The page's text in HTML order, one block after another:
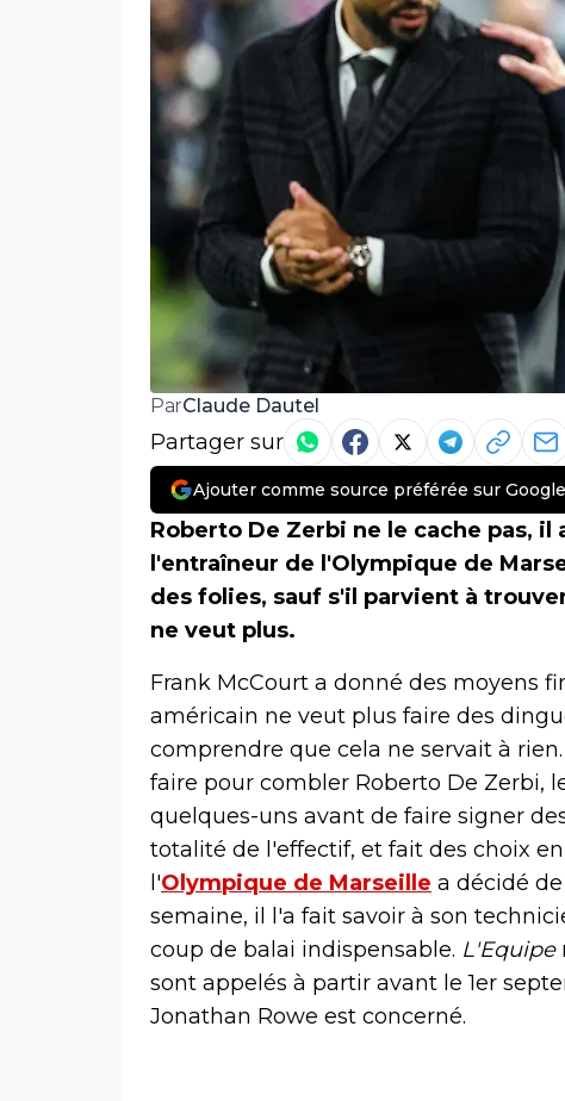
ParClaude Dautel
Partager sur
Ajouter comme source préférée sur Google
Roberto De Zerbi ne le cache pas,
l'entraîneur de l'Olympique de
des folies, sauf s'il parvient à
ne veut plus.
Frank McCourt a donné des moyens
américain ne veut plus faire des
comprendre que cela ne servait à
faire pour combler Roberto De Zerbi,
quelques-uns avant de faire signer
totalité de l'effectif, et fait des choix
l'Olympique de Marseille a décidé
semaine, il l'a fait savoir à son
coup de balai indispensable. L'Equipe
sont appelés à partir avant le 1er
Jonathan Rowe est concerné.